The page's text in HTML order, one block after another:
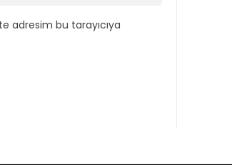
adresim bu tarayıcıya